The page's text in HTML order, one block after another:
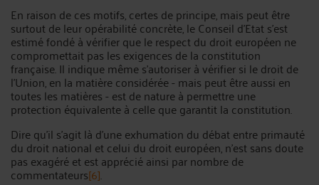
En raison de ces motifs, certes de principe, mais peut être
surtout de leur opérabilité concrète, le Conseil d'Etat s'est
estimé fondé à vérifier que le respect du droit européen ne
compromettait pas les exigences de la constitution
française. Il indique même s'autoriser à vérifier si le droit de
l'Union, en la matière considérée - mais peut être aussi en
toutes les matières - est de nature à permettre une
protection équivalente à celle que garantit la constitution.
Dire qu'il s'agit là d'une exhumation du débat entre primauté
du droit national et celui du droit européen, n'est sans doute
pas exagéré et est apprécié ainsi par nombre de
commentateurs[6].